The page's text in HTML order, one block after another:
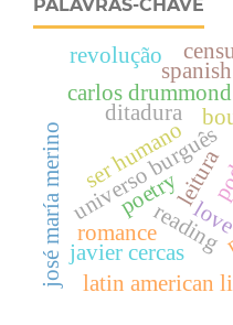
PALAVRAS-CHAVE
leitura
universo burguês
reading
carlos
ser humano
love
poetry
josé maría merino
ditadura
latin american
javier cercas
revolução
romance